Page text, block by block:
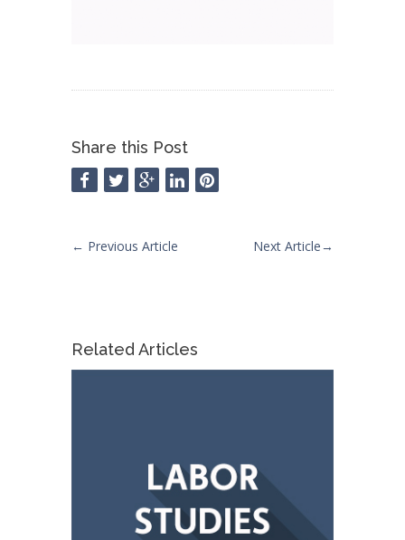
Share this Post
← Previous Article Next Article→
Related Articles